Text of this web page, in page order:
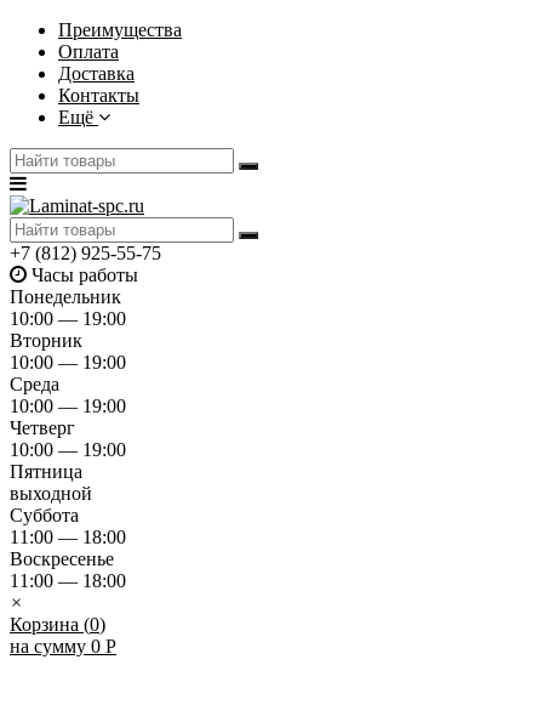
Преимущества
Оплата
Доставка
Контакты
Ещё
+7 (812) 925-55-75
Часы работы
Понедельник
10:00 — 19:00
Вторник
10:00 — 19:00
Среда
10:00 — 19:00
Четверг
10:00 — 19:00
Пятница
выходной
Суббота
11:00 — 18:00
Воскресенье
11:00 — 18:00
×
Корзина (0)
на сумму 0 Р